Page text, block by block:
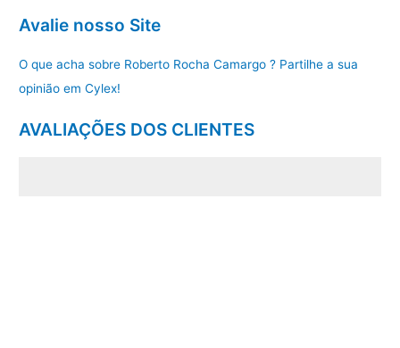
Avalie nosso Site
O que acha sobre Roberto Rocha Camargo ? Partilhe a sua
opinião em Cylex!
AVALIAÇÕES DOS CLIENTES